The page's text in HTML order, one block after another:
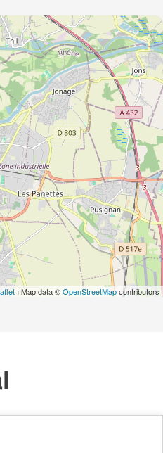
| Map data ©OpenStreetMapcontributors